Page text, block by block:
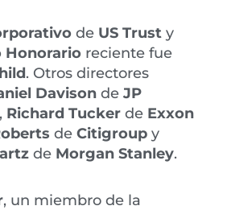
de US Trust y
Honorario reciente fue
. Otros directores
Davison de JP
, Richard Tucker de Exxon
de Citigroup y
de Morgan Stanley.
, un miembro de la